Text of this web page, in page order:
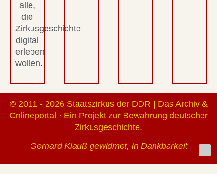
alle,
die
Zirkusgeschichte
digital
erleben
wollen.
© 2011 - 2026 Staatszirkus der DDR | Das Archiv &
Onlineportal · Ein Projekt zur Bewahrung deutscher
Zirkusgeschichte.
Gerhard Klauß gewidmet, in Dankbarkeit